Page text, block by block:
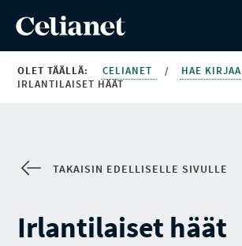
OLET TÄÄLLÄ: CELIANET / HAE KIRJAA
IRLANTILAISET HÄÄT
TAKAISIN EDELLISELLE SIVULLE
Irlantilaiset häät